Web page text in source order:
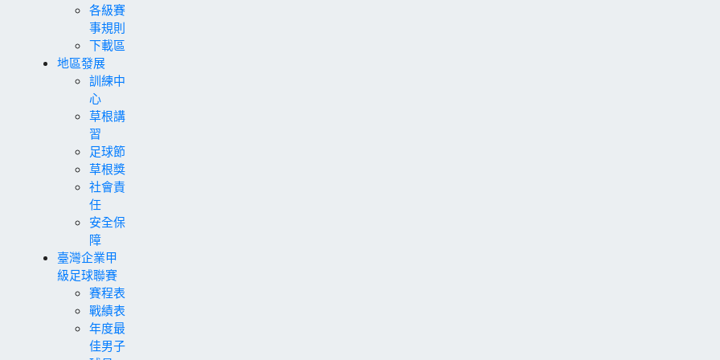
各級賽
事規則
下載區
地區發展
訓練中
心
草根講
習
足球節
草根獎
社會責
任
安全保
障
臺灣企業甲
級足球聯賽
賽程表
戰績表
年度最
佳男子